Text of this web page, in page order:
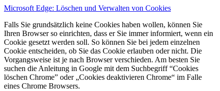
Microsoft Edge: Löschen und Verwalten von Cookies
Falls Sie grundsätzlich keine Cookies haben wollen, können Sie
Ihren Browser so einrichten, dass er Sie immer informiert, wenn ein
Cookie gesetzt werden soll. So können Sie bei jedem einzelnen
Cookie entscheiden, ob Sie das Cookie erlauben oder nicht. Die
Vorgangsweise ist je nach Browser verschieden. Am besten Sie
suchen die Anleitung in Google mit dem Suchbegriff “Cookies
löschen Chrome” oder „Cookies deaktivieren Chrome“ im Falle
eines Chrome Browsers.